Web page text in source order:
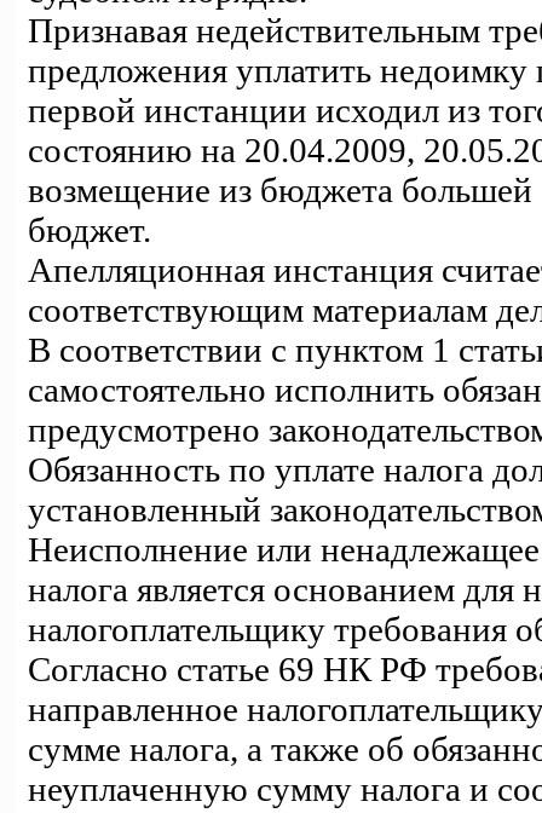
Признавая недействительным
предложения уплатить
первой инстанции исходил из
состоянию на 20.04.2009,
возмещение из бюджета большей
бюджет.
Апелляционная инстанция
соответствующим материалам
В соответствии с пунктом 1
самостоятельно исполнить
предусмотрено
Обязанность по уплате налога
установленный
Неисполнение или
налога является основанием
налогоплательщику требования
Согласно статье 69 НК РФ
направленное
сумме налога, а также об
неуплаченную сумму налога и